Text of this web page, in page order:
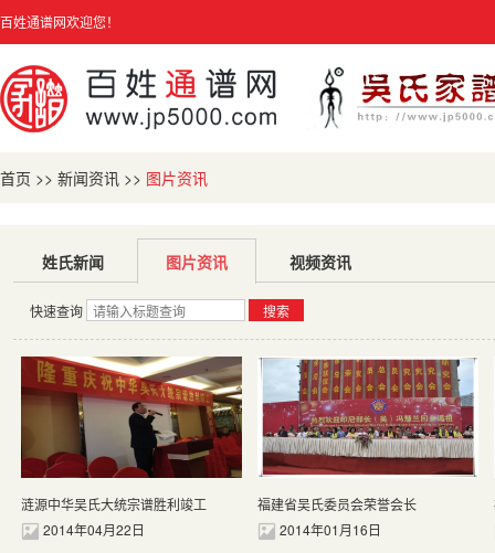
百姓通谱网欢迎您！
首页 >> 新闻资讯 >> 图片资讯
姓氏新闻 图片资讯 视频资讯
快速查询 搜索
涟源中华吴氏大统宗谱胜利竣工
2014年04月22日
福建省吴氏委员会荣誉会长
2014年01月16日